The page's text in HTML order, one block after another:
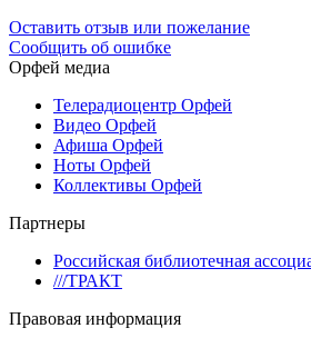
Оставить отзыв или пожелание
Сообщить об ошибке
Орфей медиа
Телерадиоцентр Орфей
Видео Орфей
Афиша Орфей
Ноты Орфей
Коллективы Орфей
Партнеры
Российская библиотечная
///ТРАКТ
Правовая информация